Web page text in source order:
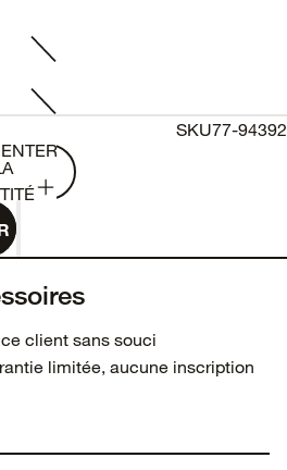
SKU77-94392
client sans souci
limitée, aucune inscription